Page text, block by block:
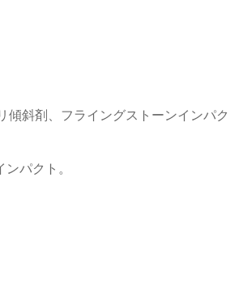
斜剤、フライングストーンインパク
パクト。